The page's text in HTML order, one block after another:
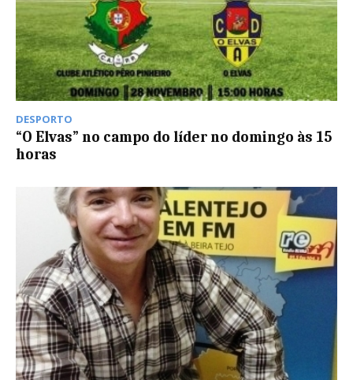
DESPORTO
“O Elvas” no campo do líder no domingo às 15
horas